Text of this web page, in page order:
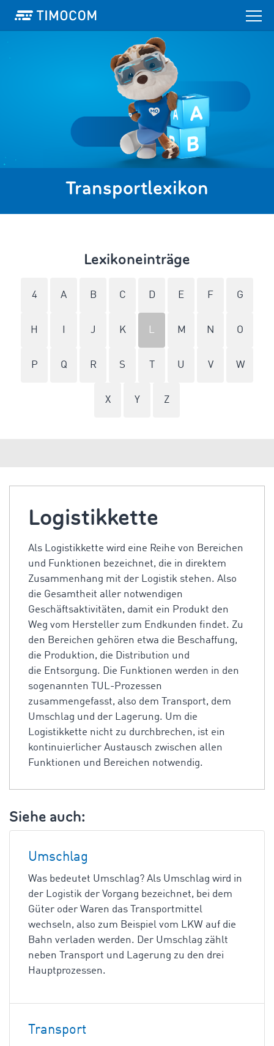
Transportlexikon
Lexikoneinträge
4 A B C D E F G
H J K L M N O
P Q R S U V W
X Y Z
Logistikkette
Als Logistikkette wird eine Reihe von Bereichen
und Funktionen bezeichnet, die in direktem
Zusammenhang mit der Logistik stehen. Also
die Gesamtheit aller notwendigen
Geschäftsaktivitäten, damit ein Produkt den
Weg vom Hersteller zum Endkunden findet. Zu
den Bereichen gehören etwa die Beschaffung,
die Produktion, die Distribution und
die Entsorgung. Die Funktionen werden in den
sogenannten TUL-Prozessen
zusammengefasst, also dem Transport, dem
Umschlag und der Lagerung. Um die
Logistikkette nicht zu durchbrechen, ist ein
kontinuierlicher Austausch zwischen allen
Funktionen und Bereichen notwendig.
Siehe auch:
Umschlag
Was bedeutet Umschlag? Als Umschlag wird in
der Logistik der Vorgang bezeichnet, bei dem
Güter oder Waren das Transportmittel
wechseln, also zum Beispiel vom LKW auf die
Bahn verladen werden. Der Umschlag zählt
neben Transport und Lagerung zu den drei
Hauptprozessen.
Transport